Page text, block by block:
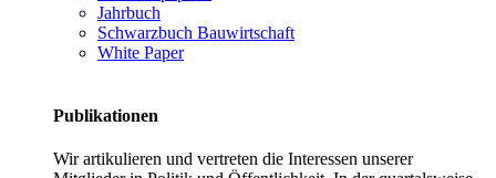
Jahrbuch
Schwarzbuch Bauwirtschaft
White Paper
Publikationen
Wir artikulieren und vertreten die Interessen unserer